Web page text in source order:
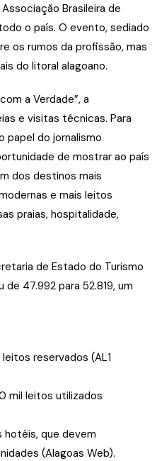
Brasileira de
o país. O evento, sediado
os rumos da profissão, mas
do litoral alagoano.
a Verdade”, a
e visitas técnicas. Para
papel do jornalismo
de mostrar ao país
dos destinos mais
e mais leitos
praias, hospitalidade,
de Estado do Turismo
47.992 para 52.819, um
reservados (AL1
mil leitos utilizados
hotéis, que devem
(Alagoas Web).